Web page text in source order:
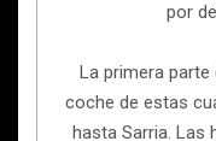
por
La primera parte
coche de estas
hasta Sarria. Las